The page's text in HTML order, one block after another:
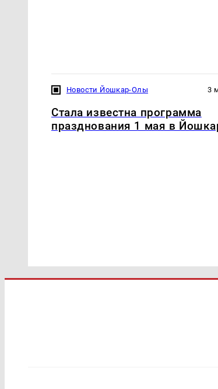
Новости Йошкар-Олы 3
Стала известна программа
празднования 1 мая в